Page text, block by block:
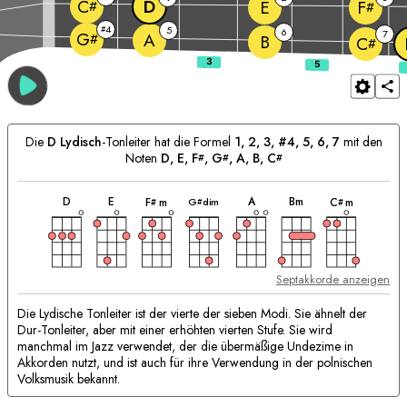
G#
#4 A 5 B 6
C# 7
C# D E F#
Die D Lydisch-Tonleiter hat die Formel 1, 2, 3, #4, 5, 6, 7mit den
Noten D, E, F#, G#, A, B, C#
D
akkord
E
akkord
F# m
akkord
G#dim
akkord
A
akkord
Bm
akkord
C#m
akkord
Septakkorde anzeigen
Die Lydische Tonleiter ist der vierte der sieben Modi. Sie ähnelt der
Dur-Tonleiter, aber mit einer erhöhten vierten Stufe. Sie wird
manchmal im Jazz verwendet, der die übermäßige Undezime in
Akkorden nutzt, und ist auch für ihre Verwendung in der polnischen
Volksmusik bekannt.